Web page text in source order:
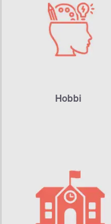
Hobbi